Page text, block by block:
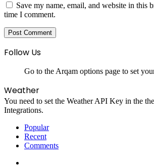
Save my name, email, and website in this
time I comment.
Follow Us
Go to the Arqam options page to set
Weather
You need to set the Weather API Key in the
Integrations.
Popular
Recent
Comments